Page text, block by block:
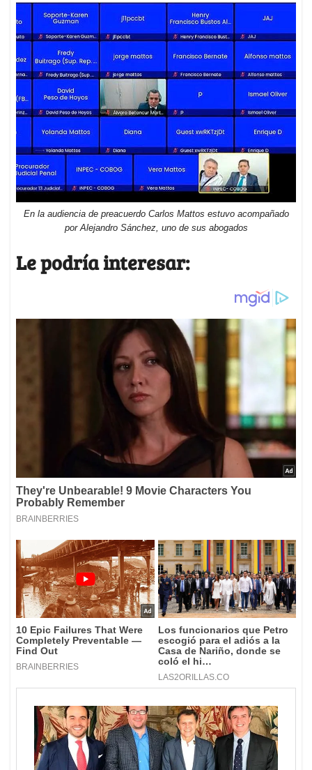
En la audiencia de preacuerdo Carlos Mattos estuvo acompañado
por Alejandro Sánchez, uno de sus abogados
Le podría interesar: